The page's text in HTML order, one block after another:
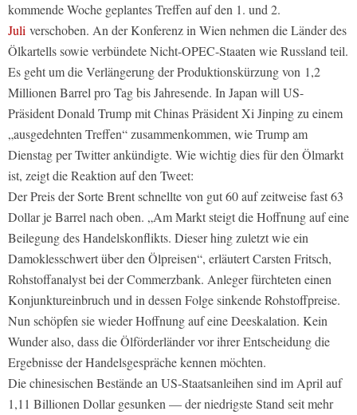
kommende Woche geplantes Treffen auf den 1. und 2.
Juli verschoben. An der Konferenz in Wien nehmen die Länder des
Ölkartells sowie verbündete Nicht-OPEC-Staaten wie Russland teil.
Es geht um die Verlängerung der Produktionskürzung von 1,2
Millionen Barrel pro Tag bis Jahresende. In Japan will US-
Präsident Donald Trump mit Chinas Präsident Xi Jinping zu einem
„ausgedehnten Treffen“ zusammenkommen, wie Trump am
Dienstag per Twitter ankündigte. Wie wichtig dies für den Ölmarkt
ist, zeigt die Reaktion auf den Tweet:
Der Preis der Sorte Brent schnellte von gut 60 auf zeitweise fast 63
Dollar je Barrel nach oben. „Am Markt steigt die Hoffnung auf eine
Beilegung des Handelskonflikts. Dieser hing zuletzt wie ein
Damoklesschwert über den Ölpreisen“, erläutert Carsten Fritsch,
Rohstoffanalyst bei der Commerzbank. Anleger fürchteten einen
Konjunktureinbruch und in dessen Folge sinkende Rohstoffpreise.
Nun schöpfen sie wieder Hoffnung auf eine Deeskalation. Kein
Wunder also, dass die Ölförderländer vor ihrer Entscheidung die
Ergebnisse der Handelsgespräche kennen möchten.
Die chinesischen Bestände an US-­Staatsanleihen sind im April auf
1,11 Billionen Dollar gesunken — der niedrigste Stand seit mehr